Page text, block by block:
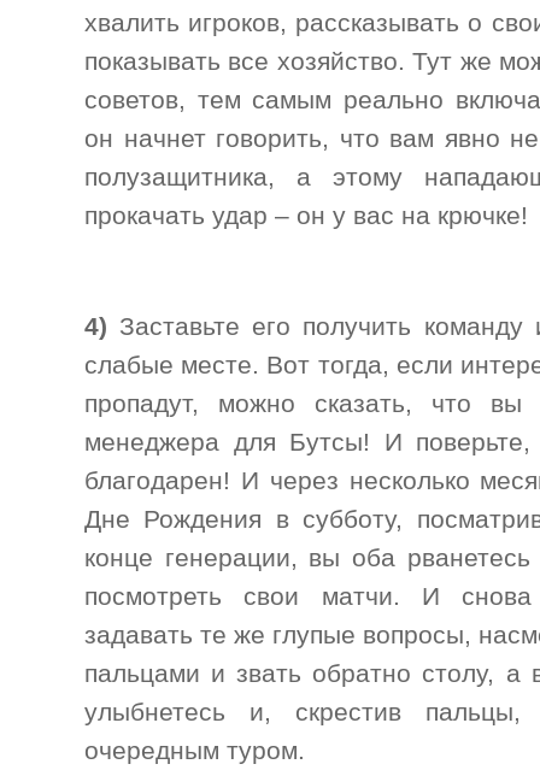
хвалить игроков, рассказывать о
показывать все хозяйство. Тут же
советов, тем самым реально
он начнет говорить, что вам явно
полузащитника, а этому
прокачать удар – он у вас на крючке!
4) Заставьте его получить
слабые месте. Вот тогда, если
пропадут, можно сказать, что вы
менеджера для Бутсы! И
благодарен! И через несколько
Дне Рождения в субботу,
конце генерации, вы оба
посмотреть свои матчи. И
задавать те же глупые вопросы,
пальцами и звать обратно столу, а
улыбнетесь и, скрестив
очередным туром.